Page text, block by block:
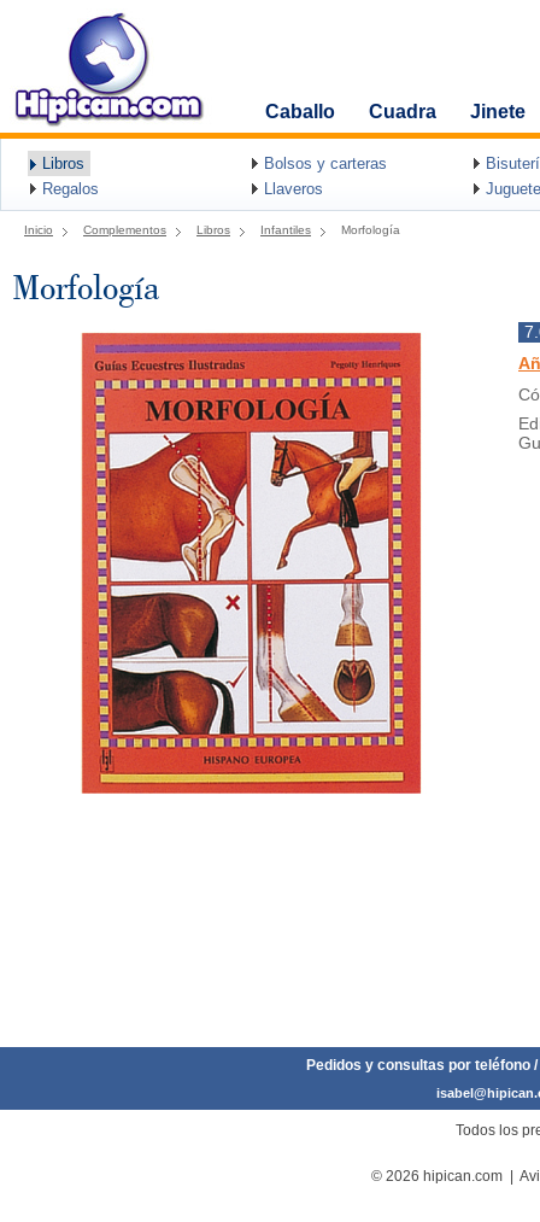
Caballo Cuadra Jinete
Libros Bolsos y carteras
Regalos
Llaveros
Inicio Complementos Libros Infantiles Morfología
Morfología
Pedidos y consultas por teléfono
Todos los
© 2026 hipican.com |